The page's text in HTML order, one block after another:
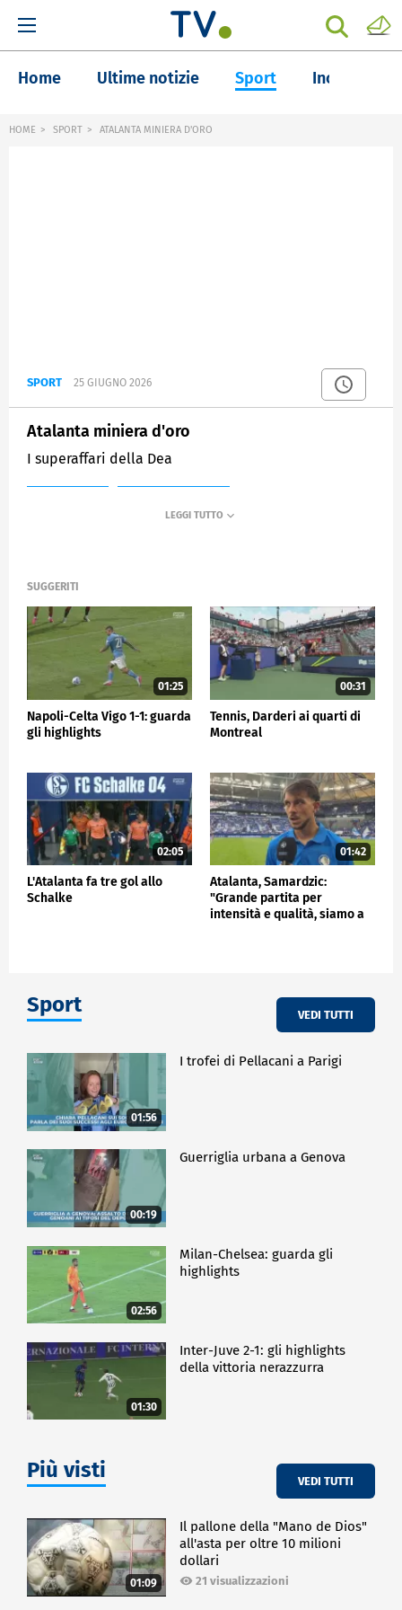
Home Ultime notizie Sport Inchieste
HOME SPORT ATALANTA MINIERA D'ORO
SPORT 25 GIUGNO 2026
Atalanta miniera d'oro
I superaffari della Dea
SUGGERITI
01:25
Napoli-Celta Vigo 1-1: guarda
gli highlights
00:31
Tennis, Darderi ai quarti di
Montreal
02:05
L'Atalanta fa tre gol allo
Schalke
01:42
Atalanta, Samardzic:
"Grande partita per
intensità e qualità, siamo a
Sport VEDI TUTTI
01:56
I trofei di Pellacani a Parigi
00:19
Guerriglia urbana a Genova
02:56
Milan-Chelsea: guarda gli
highlights
01:30
Inter-Juve 2-1: gli highlights
della vittoria nerazzurra
Più visti VEDI TUTTI
01:09
Il pallone della "Mano de Dios"
all'asta per oltre 10 milioni
dollari
21 visualizzazioni